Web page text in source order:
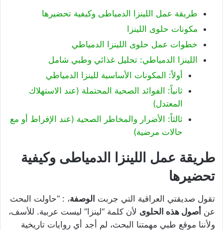
طريقة عمل اللينزا الدمياطى وكيفية تحضيرها
مكونات حلوى اللينزا
خطوات عمل حلوى اللينزا الدمياطي
اللينزا الدمياطي: تحليل غذائي وطبي شامل
أولاً: المكونات الأساسية للينزا الدمياطي
ثانياً: الفوائد الصحية المحتملة (عند الاستهلاك
المعتدل)
ثالثاً: الأضرار والمخاطر الصحية (عند الإفراط أو مع
حالات مرضية)
طريقة عمل اللينزا الدمياطى وكيفية
تحضيرها
تقول صديقتي العراقية التي جربت الوصفة، : “حاولت البحث
عن أصول هذه الحلوى لأن كلمة “لينزا” ليست عربية. للأسف،
ولأننا موقع طبي مهمتنا البحث، لم أجد أي روايات تاريخية